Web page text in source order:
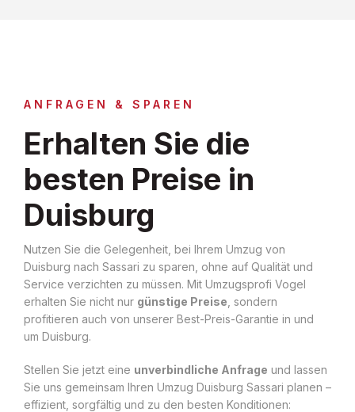
ANFRAGEN & SPAREN
Erhalten Sie die
besten Preise in
Duisburg
Nutzen Sie die Gelegenheit, bei Ihrem Umzug von
Duisburg nach Sassari zu sparen, ohne auf Qualität und
Service verzichten zu müssen. Mit Umzugsprofi Vogel
erhalten Sie nicht nur günstige Preise , sondern
profitieren auch von unserer Best-Preis-Garantie in und
um Duisburg.
Stellen Sie jetzt eine unverbindliche Anfrage und lassen
Sie uns gemeinsam Ihren Umzug Duisburg Sassari planen –
effizient, sorgfältig und zu den besten Konditionen: